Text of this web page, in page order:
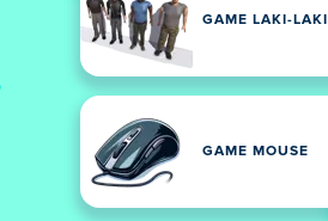
GAME LAKI-LAKI
GAME MOUSE